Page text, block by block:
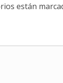
están